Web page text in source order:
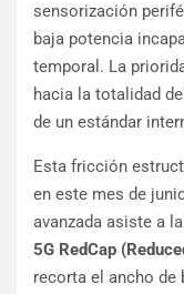
sensorización
baja potencia
temporal. La
hacia la totalidad
de un estándar
Esta fricción
en este mes de
avanzada asiste a
5G RedCap
recorta el ancho de